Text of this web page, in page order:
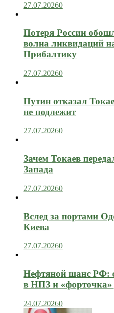
27.07.20260
Потеря России
волна ликвидаций
Прибалтику
27.07.20260
Путин отказал
не подлежит
27.07.20260
Зачем Токаев
Запада
27.07.20260
Вслед за портами
Киева
27.07.20260
Нефтяной шанс РФ:
в НПЗ и «форточка»
24.07.20260